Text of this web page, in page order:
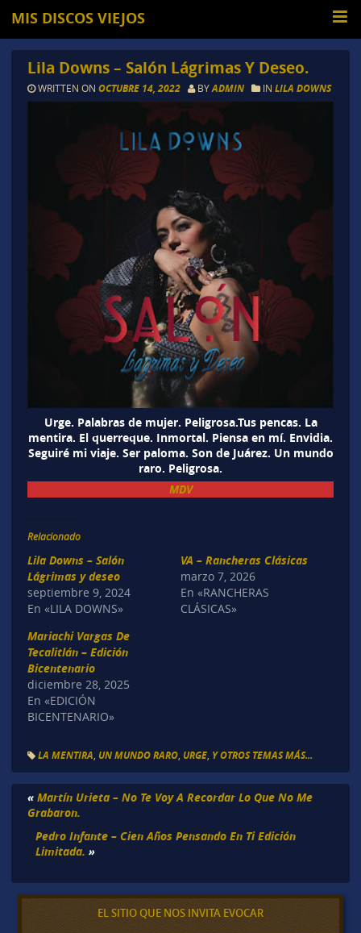
MIS DISCOS VIEJOS
Lila Downs – Salón Lágrimas Y Deseo.
WRITTEN ON OCTUBRE 14, 2022 BYADMIN IN LILA DOWNS
Urge. Palabras de mujer. Peligrosa.Tus pencas. La
mentira. El querreque. Inmortal. Piensa en mí. Envidia.
Seguiré mi viaje. Ser paloma. Son de Juárez. Un mundo
raro. Peligrosa.
MDV
Relacionado
Lila Downs – Salón
Lágrimas y deseo
septiembre 9, 2024
En «LILA DOWNS»
VA – Rancheras Clásicas
marzo 7, 2026
En «RANCHERAS
CLÁSICAS»
Mariachi Vargas De
Tecalitlán – Edición
Bicentenario
diciembre 28, 2025
En «EDICIÓN
BICENTENARIO»
LA MENTIRA UN MUNDO RARO, URGE, Y OTROS TEMAS MÁS...
« Martín Urieta – No Te Voy A Recordar Lo Que No Me
Grabaron.
Pedro Infante – Cien Años Pensando En Ti Edición
Limitada. »
EL SITIO QUE NOS INVITA EVOCAR